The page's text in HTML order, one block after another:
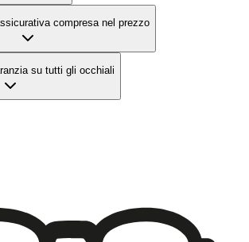
compresa nel prezzo
su tutti gli occhiali